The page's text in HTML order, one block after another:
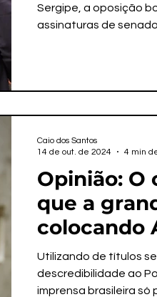
Sergipe, a oposição
assinaturas de
Opinião: O
que a
colocando
Moraes
matérias
Utilizando de títulos
descredibilidade ao
imprensa brasileira só
Caio dos Santos
14 de out. de 2024
4 min